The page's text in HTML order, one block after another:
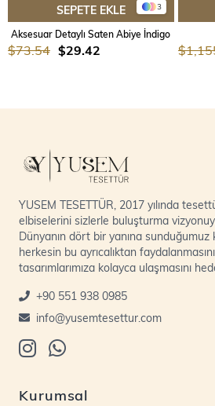
3
SEPETE EKLE
Aksesuar Detaylı Saten Abiye İndigo
$29.42
$73.54
YUSEM TESETTÜR, 2017 yılında
elbiselerini sizlerle buluşturma
Dünyanın dört bir yanına sunduğumuz
herkesin bu ayrıcalıktan
tasarımlarımıza kolayca ulaşmasını
+90 551 938 0985
info@yusemtesettur.com
Kurumsal